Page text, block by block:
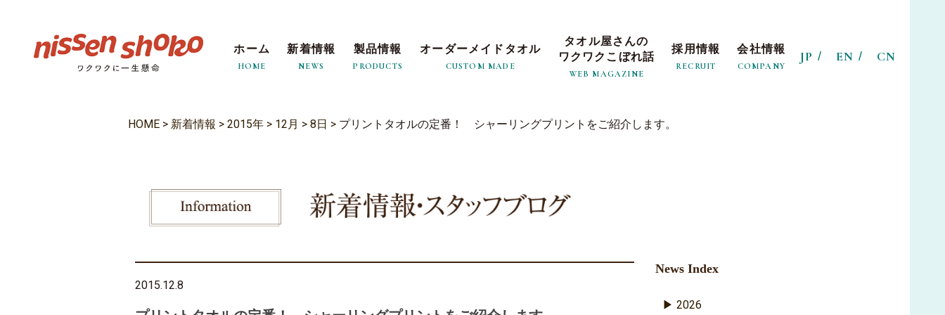
ホーム
HOME
新着情報
NEWS
製品情報
PRODUCTS
オーダーメイドタオル
CUSTOM MADE
タオル屋さんの
ワクワクこぼれ話
WEB MAGAZINE
採用情報
RECRUIT
会社情報
COMPANY
JP EN CN
HOME > 新着情報 > 2015年 > 12月 > 8日 > プリントタオルの定番！ シャーリングプリントをご紹介します。
2015.12.8
News Index
2026